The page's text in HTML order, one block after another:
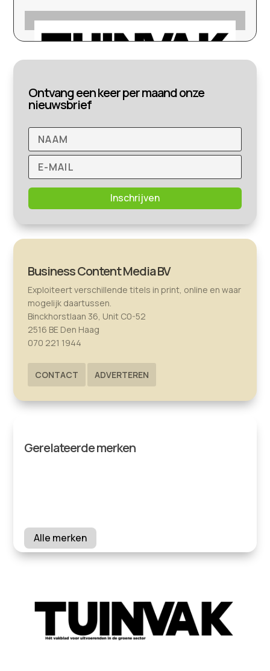
Ontvang een keer per maand onze
nieuwsbrief
Inschrijven
Business Content Media BV
Exploiteert verschillende titels in print, online en waar
mogelijk daartussen.
Binckhorstlaan 36, Unit C0-52
2516 BE Den Haag
070 221 1944
CONTACT ADVERTEREN
Gerelateerde merken
Alle merken